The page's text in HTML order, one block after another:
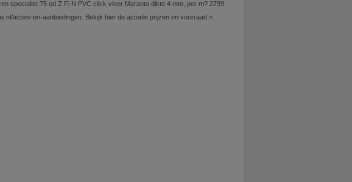
specialist 75 od Z Fi N PVC click vloer Maranta dikte 4 mm, per m? 2799
acties-en-aanbiedingen. Bekijk hier de actuele prijzen en voorraad >